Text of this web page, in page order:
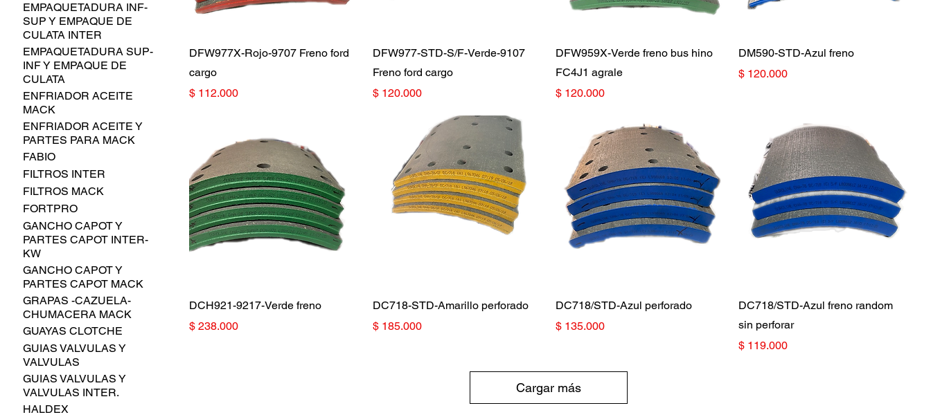
EMPAQUETADURA INF-
SUP Y EMPAQUE DE
CULATA INTER
EMPAQUETADURA SUP-
INF Y EMPAQUE DE
CULATA
ENFRIADOR ACEITE
MACK
ENFRIADOR ACEITE Y
PARTES PARA MACK
FABIO
FILTROS INTER
FILTROS MACK
FORTPRO
GANCHO CAPOT Y
PARTES CAPOT INTER-
KW
GANCHO CAPOT Y
PARTES CAPOT MACK
GRAPAS -CAZUELA-
CHUMACERA MACK
GUAYAS CLOTCHE
GUIAS VALVULAS Y
VALVULAS
GUIAS VALVULAS Y
VALVULAS INTER.
HALDEX
DFW977X-Rojo-9707 Freno ford
cargo
Precio
$ 112.000
DFW977-STD-S/F-Verde-9107
Freno ford cargo
Precio
$ 120.000
DFW959X-Verde freno bus hino
FC4J1 agrale
Precio
$ 120.000
DM590-STD-Azul freno
Precio
$ 120.000
DCH921-9217-Verde freno
Precio
$ 238.000
DC718-STD-Amarillo perforado
Precio
$ 185.000
DC718/STD-Azul perforado
Precio
$ 135.000
DC718/STD-Azul freno random
sin perforar
Precio
$ 119.000
Cargar más